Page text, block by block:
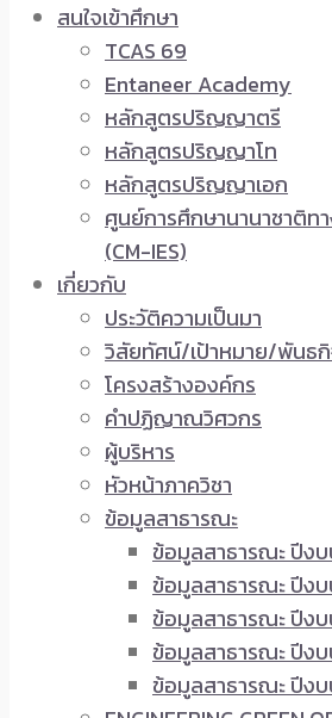
สนใจเข้าศึกษา
TCAS 69
Entaneer Academy
หลักสูตรปริญญาตรี
หลักสูตรปริญญาโท
หลักสูตรปริญญาเอก
ศูนย์การศึกษานานาชาติท
(CM-IES)
เกี่ยวกับ
ประวัติความเป็นมา
วิสัยทัศน์/เป้าหมาย/พันธ
โครงสร้างองค์กร
คำปฏิญาณวิศวกร
ผู้บริหาร
หัวหน้าภาควิชา
ข้อมูลสาธารณะ
ข้อมูลสาธารณะ ปีง
ข้อมูลสาธารณะ ปีง
ข้อมูลสาธารณะ ปีง
ข้อมูลสาธารณะ ปีง
ข้อมูลสาธารณะ ปีง